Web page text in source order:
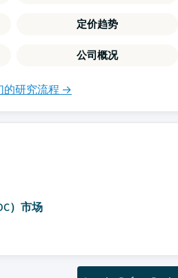
定价趋势
公司概况
的研究流程 →
）市场